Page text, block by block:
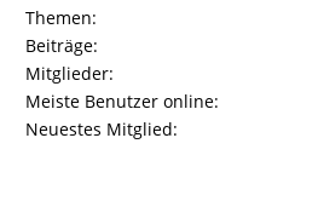
Themen
Beiträge
Mitglieder
Meiste Benutzer online
Neuestes Mitglied